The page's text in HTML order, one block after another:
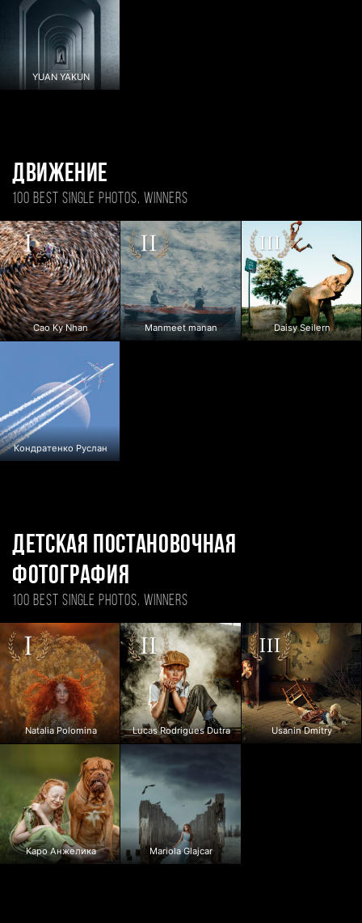
YUAN YAKUN
Движение
100 BEST SINGLE PHOTOS, WINNERS
Cao Ky Nhan Manmeet manan Daisy Seilern
Кондратенко Руслан
Детская постановочная
фотография
100 BEST SINGLE PHOTOS, WINNERS
Natalia Polomina Lucas Rodrigues Dutra Usanin Dmitry
Каро Анжелика Mariola Glajcar